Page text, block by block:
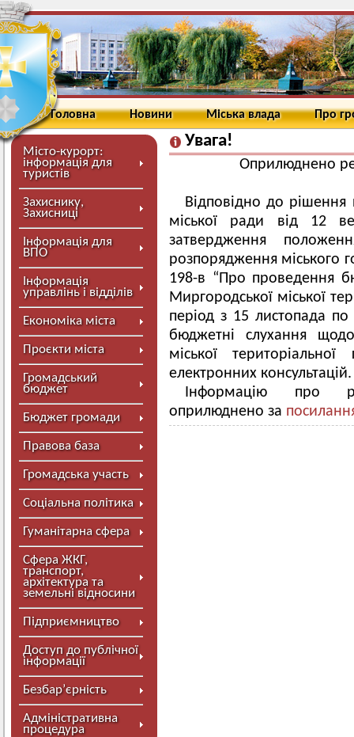
Головна Новини Міська влада Про
Місто-курорт:
інформація для
туристів
Захиснику,
Захисниці
Інформація для
ВПО
Інформація
управлінь і відділів
Економіка міста
Проєкти міста
Громадський
бюджет
Бюджет громади
Правова база
Громадська участь
Соціальна політика
Гуманітарна сфера
Сфера ЖКГ,
транспорт,
архітектура та
земельні відносини
Підприємництво
Доступ до публічної
інформації
Безбар’єрність
Адміністративна
процедура
Увага!
Оприлюднено
Відповідно до рішення
міської ради від 12
затвердження
розпорядження міського
198-в “Про проведення
Миргородської міської
період з 15 листопада
бюджетні слухання
міської
електронних
Інформацію про
оприлюднено за